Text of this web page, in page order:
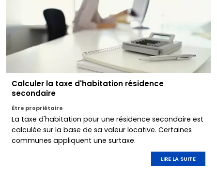
Calculer la taxe d'habitation résidence
secondaire
Être propriétaire
La taxe d'habitation pour une résidence secondaire est
calculée sur la base de sa valeur locative. Certaines
communes appliquent une surtaxe.
LIRE LA SUITE